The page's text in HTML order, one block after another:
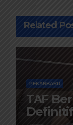
Related
PEKANBARU
TAF